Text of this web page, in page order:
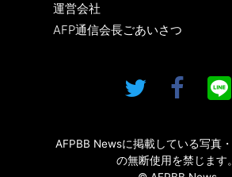
運営会社
AFP通信会長ごあいさつ
AFPBB Newsに掲載している写真
の無断使用を禁じます。